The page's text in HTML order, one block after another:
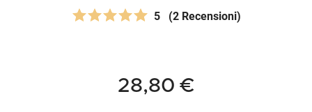
5 (2 Recensioni)
28,80 €